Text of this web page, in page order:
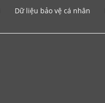
Dữ liệu bảo vệ cá nhân